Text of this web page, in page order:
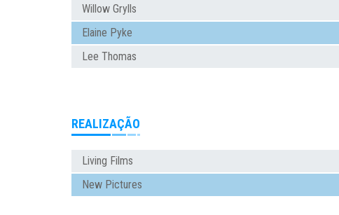
Willow Grylls
Elaine Pyke
Lee Thomas
REALIZAÇÃO
Living Films
New Pictures